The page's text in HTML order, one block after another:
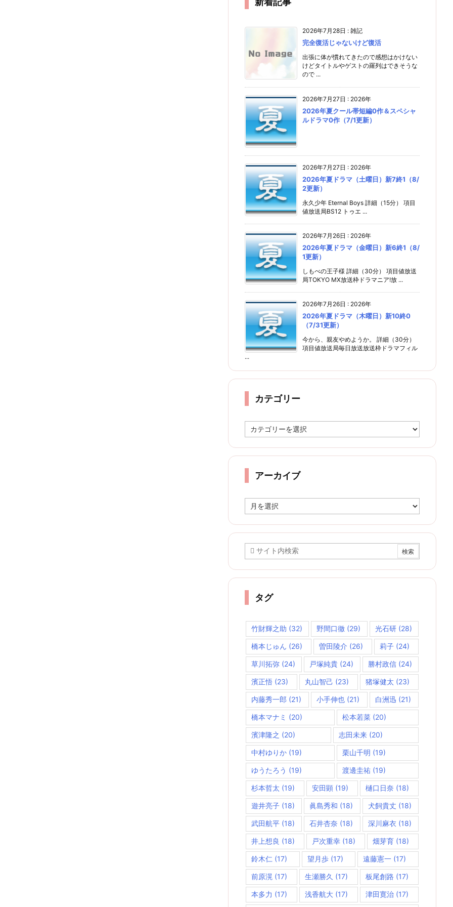
2026年7月28日 : 雑記
完全復活じゃないけど復活
出張に体が慣れてきたので感想はかけない
けどタイトルやゲストの羅列はできそうな
ので ...
2026年7月27日 : 2026年
2026年夏クール帯短編0作＆スペシャ
ルドラマ0作（7/1更新）
2026年7月27日 : 2026年
2026年夏ドラマ（土曜日）新7終1（8/
2更新）
永久少年 Eternal Boys 詳細（15分） 項目
値放送局BS12 トゥエ ...
2026年7月26日 : 2026年
2026年夏ドラマ（金曜日）新6終1（8/
1更新）
しもべの王子様 詳細（30分） 項目値放送
局TOKYO MX放送枠ドラマニア!放 ...
2026年7月26日 : 2026年
2026年夏ドラマ（木曜日）新10終0
（7/31更新）
今から、親友やめようか。 詳細（30分）
項目値放送局毎日放送放送枠ドラマフィル
...
カテゴリー
テ
リ
アーカイブ
ー
イ
タグ
竹財輝之助 (32) 野間口徹 (29) 光石研(28)
橋本じゅん (26) 曽田陵介 (26) 莉子 (24)
草川拓弥 (24) 戸塚純貴 (24) 勝村政信(24)
濱正悟 (23) 丸山智己 (23) 猪塚健太 (23)
内藤秀一郎 (21) 小手伸也 (21) 白洲迅 (21)
橋本マナミ (20) 松本若菜 (20)
濱津隆之 (20) 志田未来 (20)
中村ゆりか (19) 栗山千明 (19)
ゆうたろう (19) 渡邊圭祐 (19)
杉本哲太 (19) 安田顕 (19) 樋口日奈 (18)
遊井亮子 (18) 眞島秀和 (18) 犬飼貴丈 (18)
武田航平 (18) 石井杏奈 (18) 深川麻衣 (18)
井上想良 (18) 戸次重幸 (18) 畑芽育 (18)
鈴木仁 (17) 望月歩(17) 遠藤憲一 (17)
前原滉 (17) 生瀬勝久 (17) 板尾創路 (17)
本多力 (17) 浅香航大 (17) 津田寛治 (17)